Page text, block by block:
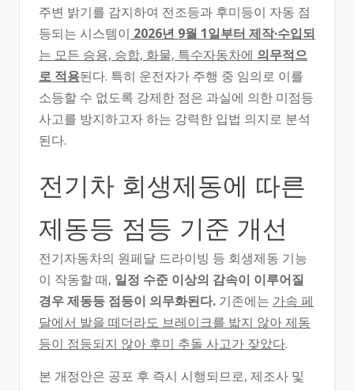
주변 밝기를 감지하여 전조등과 후미등이 자동 점
등되는 시스템이 2026년 9월 1일부터 제작·수입되
는 모든 승용, 승합, 화물, 특수자동차에 의무적으
로 적용된다. 특히 운전자가 주행 중 임의로 이를
소등할 수 없도록 강제한 점은 과실에 의한 미점등
사고를 방지하고자 하는 강력한 입법 의지로 분석
된다.
전기차 회생제동에 따른
제동등 점등 기준 개선
전기자동차의 원페달 드라이빙 등 회생제동 기능
이 작동할 때, 일정 수준 이상의 감속이 이루어질
경우 제동등 점등이 의무화된다. 기존에는 가속 페
달에서 발을 떼더라도 브레이크를 밟지 않아 제동
등이 점등되지 않아 후미 추돌 사고가 잦았다.
본 개정안은 공포 후 즉시 시행되므로, 제조사 및